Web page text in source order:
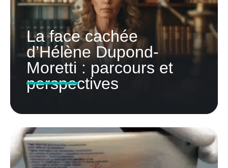
La face cachée
d’Hélène Dupond-
Moretti : parcours et
perspectives